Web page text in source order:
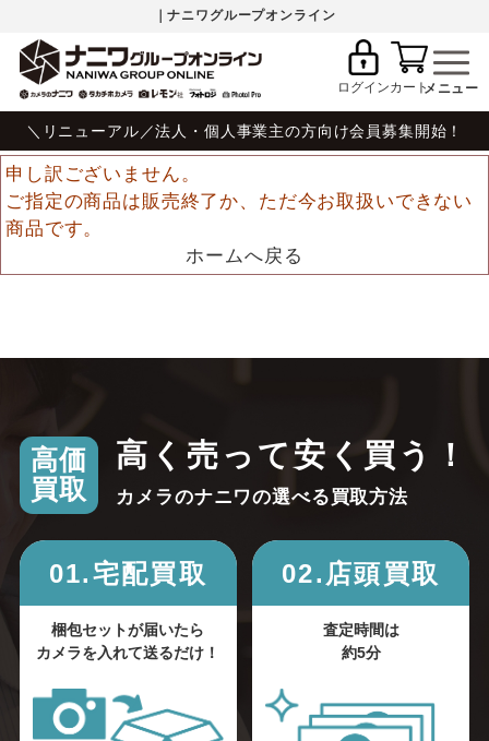
｜ナニワグループオンライン
ログインカート
＼リニューアル／法人・個人事業主の方向け会員募集開始！
申し訳ございません。
ご指定の商品は販売終了か、ただ今お取扱いできない
商品です。
ホームへ戻る
高価
買取
高く売って安く買う！
カメラのナニワの選べる買取方法
01.宅配買取
梱包セットが届いたら
カメラを入れて送るだけ！
02.店頭買取
査定時間は
約5分